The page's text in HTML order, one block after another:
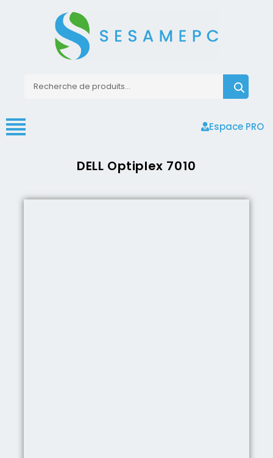
Espace PRO
DELL Optiplex 7010